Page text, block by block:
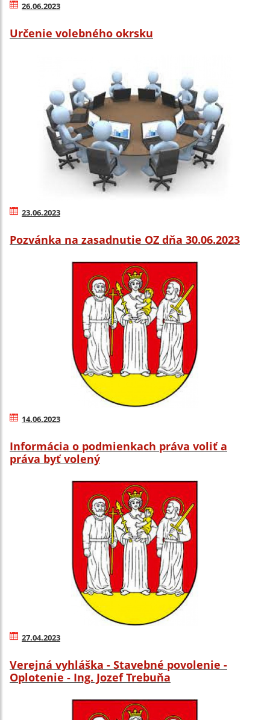
26.06.2023
Určenie volebného okrsku
23.06.2023
Pozvánka na zasadnutie OZ dňa 30.06.2023
14.06.2023
Informácia o podmienkach práva voliť a
práva byť volený
27.04.2023
Verejná vyhláška - Stavebné povolenie -
Oplotenie - Ing. Jozef Trebuňa